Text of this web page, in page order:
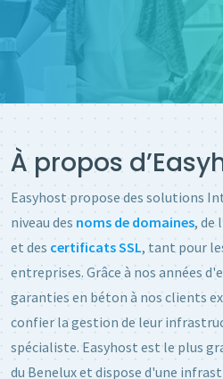
À propos
Easyhost propose des solutions
niveau des noms de domaines, de
et des certificats SSL, tant pour
entreprises. Grâce à nos années
garanties en béton à nos clients
confier la gestion de leur
spécialiste. Easyhost est le plus
du Benelux et dispose d'une